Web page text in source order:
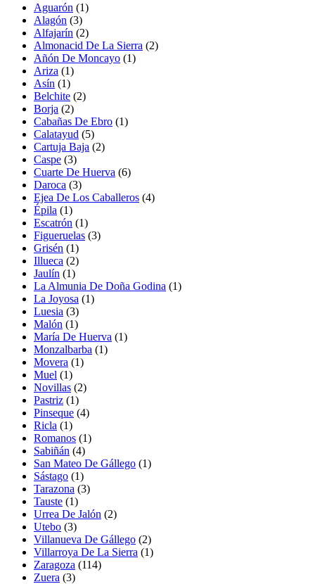
Aguarón (1)
Alagón (3)
Alfajarín (2)
Almonacid De La Sierra (2)
Añón De Moncayo (1)
Ariza (1)
Asín (1)
Belchite (2)
Borja (2)
Cabañas De Ebro (1)
Calatayud (5)
Cartuja Baja (2)
Caspe (3)
Cuarte De Huerva (6)
Daroca (3)
Ejea De Los Caballeros (4)
Épila (1)
Escatrón (1)
Figueruelas (3)
Grisén (1)
Illueca (2)
Jaulín (1)
La Almunia De Doña Godina (1)
La Joyosa (1)
Luesia (3)
Malón (1)
María De Huerva (1)
Monzalbarba (1)
Movera (1)
Muel (1)
Novillas (2)
Pastriz (1)
Pinseque (4)
Ricla (1)
Romanos (1)
Sabiñán (4)
San Mateo De Gállego (1)
Sástago (1)
Tarazona (3)
Tauste (1)
Urrea De Jalón (2)
Utebo (3)
Villanueva De Gállego (2)
Villarroya De La Sierra (1)
Zaragoza (114)
Zuera (3)